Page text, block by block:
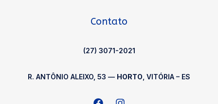
Contato
(27) 3071-2021
R. ANTÔNIO ALEIXO, 53 — HORTO , VITÓRIA – ES